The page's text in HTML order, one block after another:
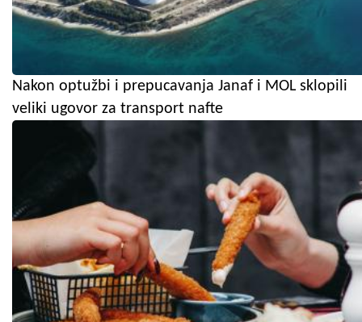
Nakon optužbi i prepucavanja Janaf i MOL sklopili
veliki ugovor za transport nafte